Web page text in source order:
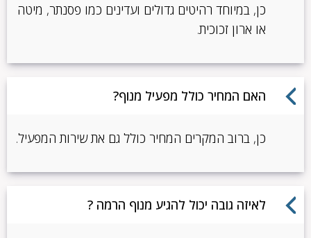
כן, במיוחד רהיטים גדולים ועדינים כמו פסנתר, מיטה
או ארון זכוכית.
האם המחיר כולל מפעיל מנוף?
כן, ברוב המקרים המחיר כולל גם את שירות המפעיל.
לאיזה גובה יכול להגיע מנוף הרמה ?